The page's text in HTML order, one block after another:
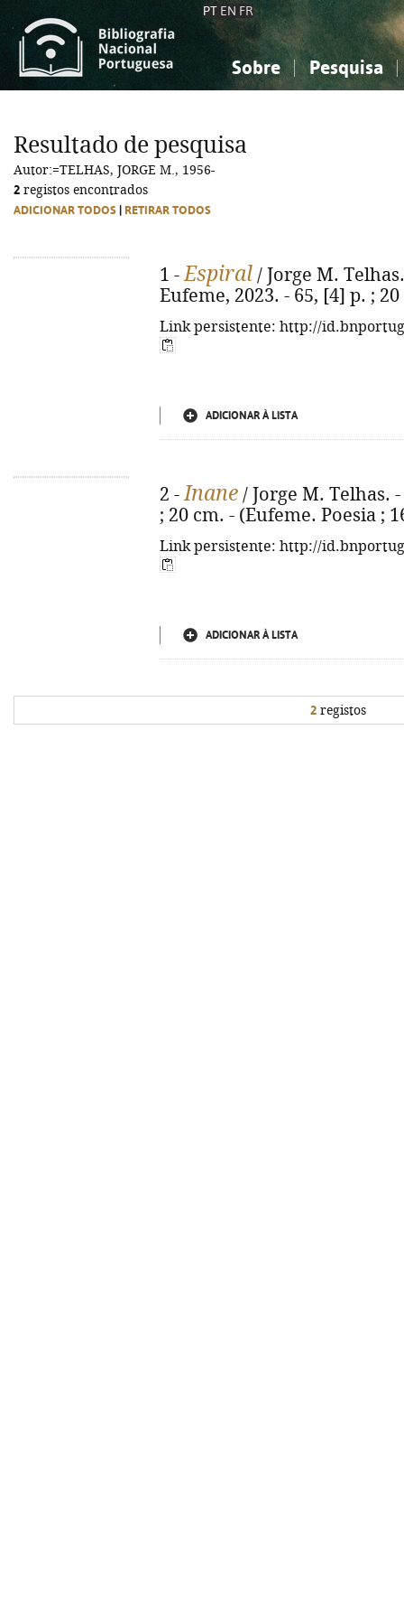
PT EN FR
Sobre Pesquisa
Ciências sociais...
Ciências sociais...
Resultado de pesquisa
Autor:=TELHAS, JORGE M., 1956-
2 registos encontrados
ADICIONAR TODOS RETIRAR TODOS
1 -Espiral / Jorge M.
Eufeme, 2023. - 65, [4] p. ;
Link persistente: http://
ADICIONAR À LISTA
2 -Inane / Jorge M. Telhas.
; 20 cm. - (Eufeme. Poesia ;
Link persistente: http://
ADICIONAR À LISTA
2 registos